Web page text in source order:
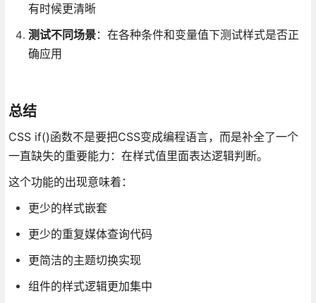
有时候更清晰
测试不同场景：在各种条件和变量值下测试样式是否正
确应用
总结
CSS if()函数不是要把CSS变成编程语言，而是补全了一个
一直缺失的重要能力：在样式值里面表达逻辑判断。
这个功能的出现意味着：
更少的样式嵌套
更少的重复媒体查询代码
更简洁的主题切换实现
组件的样式逻辑更加集中